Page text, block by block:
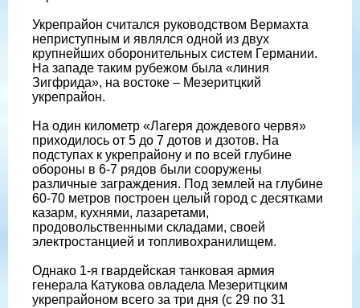
Укрепрайон считался руководством Вермахта
неприступным и являлся одной из двух
крупнейших оборонительных систем Германии.
На западе таким рубежом была «линия
Зигфрида», на востоке – Мезеритцкий
укрепрайон.
На один километр «Лагеря дождевого червя»
приходилось от 5 до 7 дотов и дзотов. На
подступах к укрепрайону и по всей глубине
обороны в 6-7 рядов были сооружены
различные заграждения. Под землей на глубине
60-70 метров построен целый город с десятками
казарм, кухнями, лазаретами,
продовольственными складами, своей
электростанцией и топливохранилищем.
Однако 1-я гвардейская танковая армия
генерала Катукова овладела Мезеритцким
укрепрайоном всего за три дня (с 29 по 31